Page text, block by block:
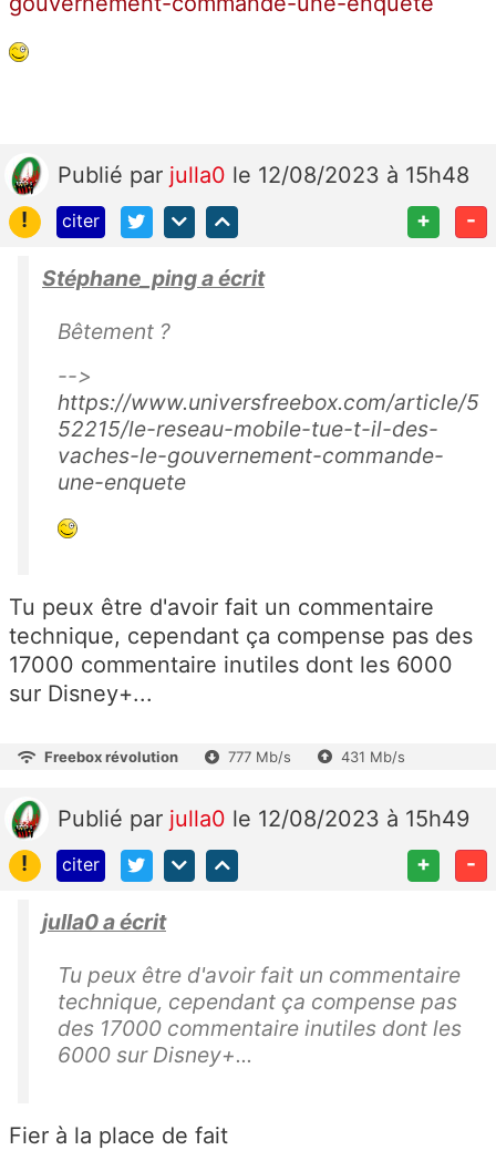
Publié par julla0 le 12/08/2023 à 15h48
!
citer + -
Stéphane_ping a écrit
Bêtement ?
-->
https://www.universfreebox.com/article/5
52215/le-reseau-mobile-tue-t-il-des-
vaches-le-gouvernement-commande-
une-enquete
Tu peux être d'avoir fait un commentaire
technique, cependant ça compense pas des
17000 commentaire inutiles dont les 6000
sur Disney+...
Freebox révolution 777 Mb/s 431 Mb/s
Publié par julla0 le 12/08/2023 à 15h49
!
citer + -
julla0 a écrit
Tu peux être d'avoir fait un commentaire
technique, cependant ça compense pas
des 17000 commentaire inutiles dont les
6000 sur Disney+...
Fier à la place de fait